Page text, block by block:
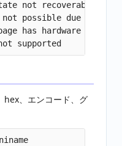
State not recoverable
not possible due to
page has hardware error
hex、エンコード、グ